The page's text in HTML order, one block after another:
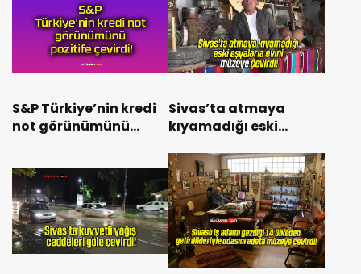
S&P Türkiye’nin kredi
not görünümünü
Sivas’ta atmaya
kıyamadığı eski
müzeye çevirdi!